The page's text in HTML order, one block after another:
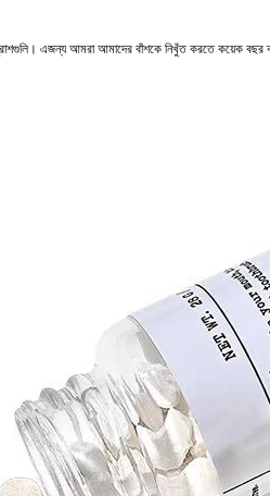
এজন্য আমরা আমাদের বাঁশকে নিখুঁত করতে কয়েক বছর